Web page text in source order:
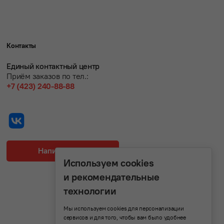
Контакты
Единый контактный центр
Приём заказов по тел.:
+7 (423) 240-88-88
Написать нам
Используем cookies
и рекомендательные
технологии
Мы используем cookies для персонализации
сервисов и для того, чтобы вам было удобнее